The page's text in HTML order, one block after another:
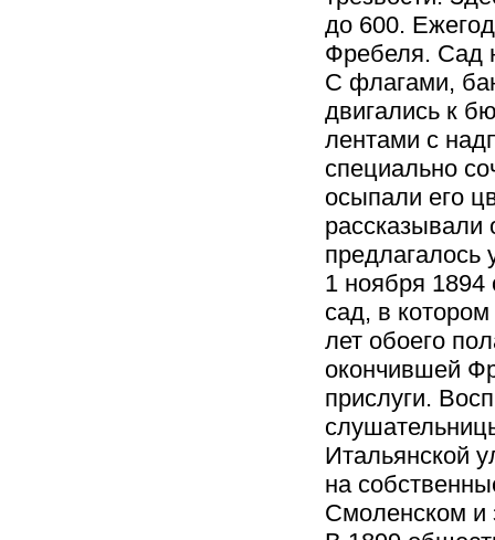
до 600.
Фребеля. Сад
С флагами,
двигались к
лентами с
специально
осыпали его
рассказывали
предлагалось
1 ноября
сад, в
лет обоего
окончившей
прислуги.
Итальянской
на
Смоленском и